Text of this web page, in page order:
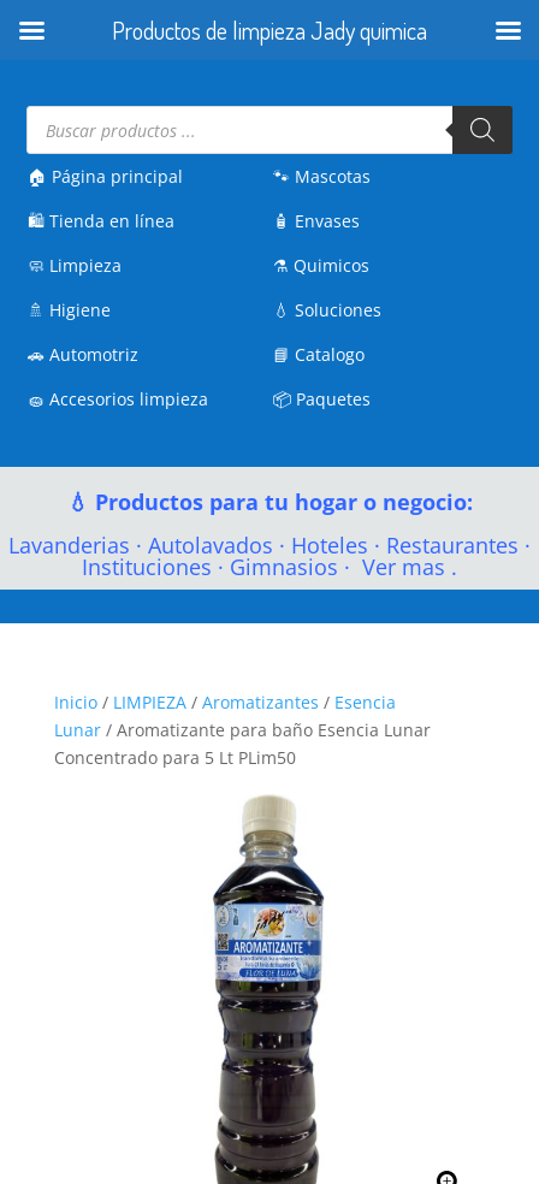
Búsqueda
productos
🏠 Página principal
🛍️Tienda en línea
🧼 Limpieza
🚿 Higiene
🚗Automotriz
🧽Accesorios limpieza
🐾 Mascotas
🧴 Envases
⚗️Quimicos
💧Soluciones
📘Catalogo
📦 Paquetes
💧 Productos para tu hogar o negocio:
Lavanderias · Autolavados · Hoteles · Restaurantes ·
Instituciones · Gimnasios · Ver mas .
Inicio/ LIMPIEZA/ Aromatizantes / Esencia
Lunar/ Aromatizante para baño Esencia Lunar
Concentrado para 5 Lt PLim50
Productos de limpieza Jady quimica